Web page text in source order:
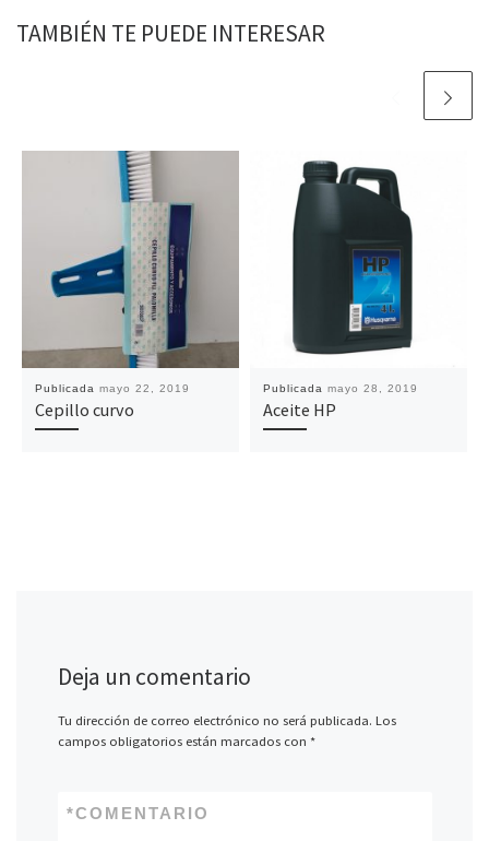
TAMBIÉN TE PUEDE INTERESAR
Publicada mayo 22, 2019
Cepillo curvo
Publicada mayo 28, 2019
Aceite HP
Deja un comentario
Tu dirección de correo electrónico no será publicada. Los
campos obligatorios están marcados con *
COMENTARIO
*